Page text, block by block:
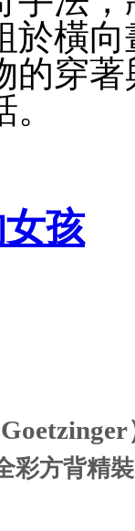
於橫
的穿
孩
彩方背精裝